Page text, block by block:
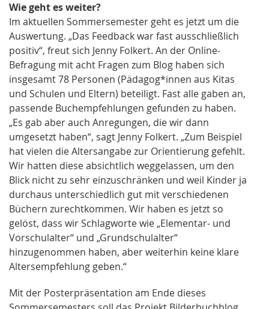
Wie geht es weiter?
Im aktuellen Sommersemester geht es jetzt um die
Auswertung. „Das Feedback war fast ausschließlich
positiv“, freut sich Jenny Folkert. An der Online-
Befragung mit acht Fragen zum Blog haben sich
insgesamt 78 Personen (Pädagog*innen aus Kitas
und Schulen und Eltern) beteiligt. Fast alle gaben an,
passende Buchempfehlungen gefunden zu haben.
„Es gab aber auch Anregungen, die wir dann
umgesetzt haben“, sagt Jenny Folkert. „Zum Beispiel
hat vielen die Altersangabe zur Orientierung gefehlt.
Wir hatten diese absichtlich weggelassen, um den
Blick nicht zu sehr einzuschränken und weil Kinder ja
durchaus unterschiedlich gut mit verschiedenen
Büchern zurechtkommen. Wir haben es jetzt so
gelöst, dass wir Schlagworte wie „Elementar- und
Vorschulalter“ und „Grundschulalter“
hinzugenommen haben, aber weiterhin keine klare
Altersempfehlung geben.“
Mit der Posterpräsentation am Ende dieses